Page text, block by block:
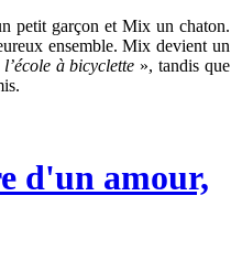
petit garçon et Mix un chaton.
ensemble. Mix devient un
à bicyclette », tandis que
d'un amour,